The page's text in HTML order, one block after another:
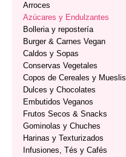
Arroces
Azúcares y Endulzantes
Bolleria y repostería
Burger & Carnes Vegan
Caldos y Sopas
Conservas Vegetales
Copos de Cereales y Mueslis
Dulces y Chocolates
Embutidos Veganos
Frutos Secos & Snacks
Gominolas y Chuches
Harinas y Texturizados
Infusiones, Tés y Cafés